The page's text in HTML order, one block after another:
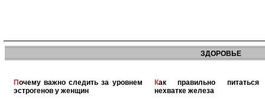
ЗДОРОВЬЕ
Почему важно следить за уровнем
эстрогенов у женщин
Как правильно питаться при
нехватке железа